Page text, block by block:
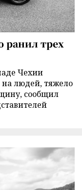
трех
Чехии
людей, тяжело
сообщил